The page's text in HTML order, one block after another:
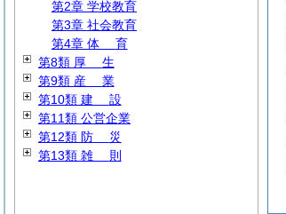
第2章 学校教育
第3章 社会教育
第4章 体 育
第8類 厚 生
第9類 産 業
第10類 建 設
第11類 公営企業
第12類 防 災
第13類 雑 則